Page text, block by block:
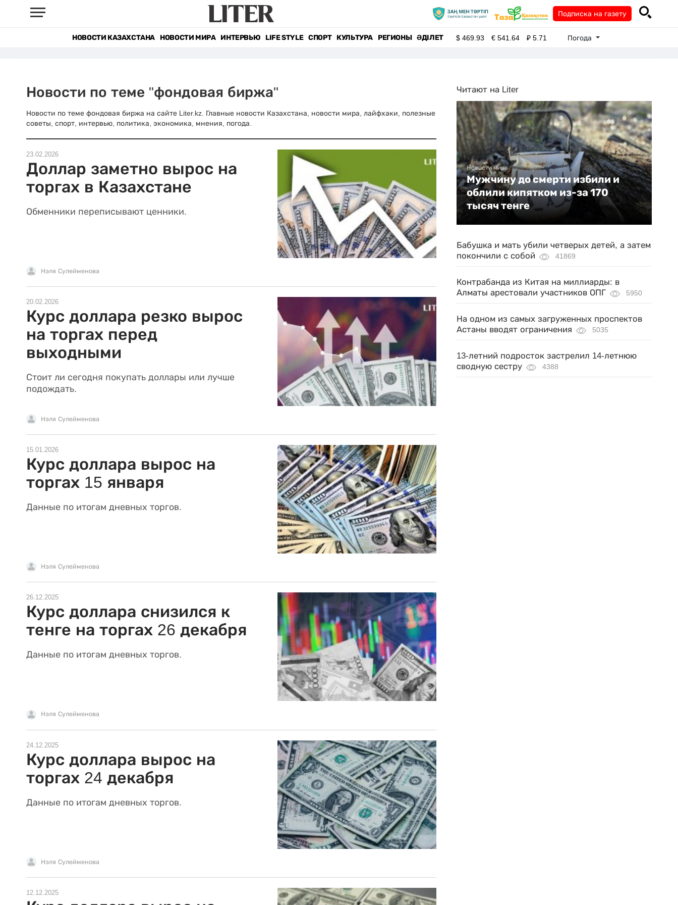
Подписка на газету
НОВОСТИ КАЗАХСТАНА НОВОСТИ МИРА ИНТЕРВЬЮ LIFE STYLE СПОРТ КУЛЬТУРА РЕГИОНЫ ӘДІЛЕТ $469.93 €541.64 ₽5.71 Погода
Новости по теме "фондовая биржа"
Новости по теме фондовая биржа на сайте Liter.kz. Главные новости Казахстана, новости мира, лайфхаки, полезные
советы, спорт, интервью, политика, экономика, мнения, погода.
23.02.2026
Доллар заметно вырос на
торгах в Казахстане
Обменники переписывают ценники.
Нэля Сулейменова
20.02.2026
Курс доллара резко вырос
на торгах перед
выходными
Стоит ли сегодня покупать доллары или лучше
подождать.
Нэля Сулейменова
15.01.2026
Курс доллара вырос на
торгах 15 января
Данные по итогам дневных торгов.
Нэля Сулейменова
26.12.2025
Курс доллара снизился к
тенге на торгах 26 декабря
Данные по итогам дневных торгов.
Нэля Сулейменова
24.12.2025
Курс доллара вырос на
торгах 24 декабря
Данные по итогам дневных торгов.
Нэля Сулейменова
12.12.2025
Читают на Liter
Новости мира
Мужчину до смерти избили и
облили кипятком из-за 170
тысяч тенге
Бабушка и мать убили четверых детей, а затем
покончили с собой
41869
Контрабанда из Китая на миллиарды: в
Алматы арестовали участников ОПГ
5950
На одном из самых загруженных проспектов
Астаны вводят ограничения
5035
13-летний подросток застрелил 14-летнюю
сводную сестру
4388